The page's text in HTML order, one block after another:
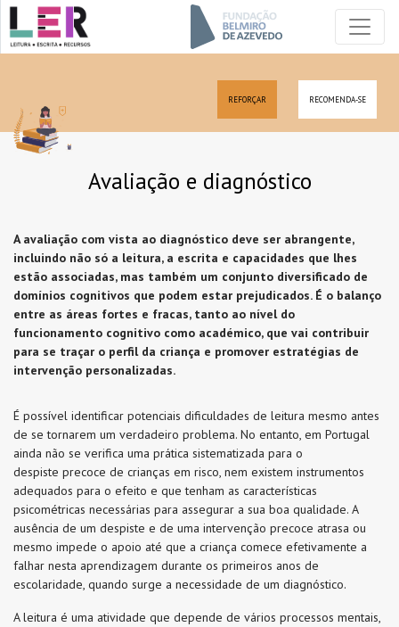
REFORÇAR RECOMENDA-SE
Avaliação e diagnóstico
A avaliação com vista ao diagnóstico deve ser abrangente,
incluindo não só a leitura, a escrita e capacidades que lhes
estão associadas, mas também um conjunto diversificado de
domínios cognitivos que podem estar prejudicados. É o balanço
entre as áreas fortes e fracas, tanto ao nível do
funcionamento cognitivo como académico, que vai contribuir
para se traçar o perfil da criança e promover estratégias de
intervenção personalizadas.
É possível identificar potenciais dificuldades de leitura mesmo antes
de se tornarem um verdadeiro problema. No entanto, em Portugal
ainda não se verifica uma prática sistematizada para o
despiste precoce de crianças em risco, nem existem instrumentos
adequados para o efeito e que tenham as características
psicométricas necessárias para assegurar a sua boa qualidade. A
ausência de um despiste e de uma intervenção precoce atrasa ou
mesmo impede o apoio até que a criança comece efetivamente a
falhar nesta aprendizagem durante os primeiros anos de
escolaridade, quando surge a necessidade de um diagnóstico.
A leitura é uma atividade que depende de vários processos mentais,